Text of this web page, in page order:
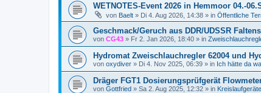
WETNOTES-Event 2026 in Hemmoor 04.-
von Baelt » Di 4. Aug 2026, 14:38 » in Öffentliche
Geschmack/Geruch aus DDR/UDSSR
von CG43 » Fr 2. Jan 2026, 18:40 » in
Hydromat Zweischlauchregler 62004 und
von oxydiver » Di 4. Nov 2025, 06:39 » in Ich hätte da
Dräger FGT1 Dosierungsprüfgerät
von Gottfried » Sa 2. Aug 2025, 12:32 » in Kreislaufgeräte